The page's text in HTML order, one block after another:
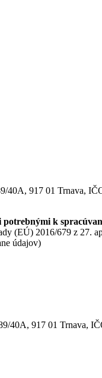
40A, 917 01 Trnava,
k
(EÚ) 2016/679 z 27.
údajov)
40A, 917 01 Trnava,